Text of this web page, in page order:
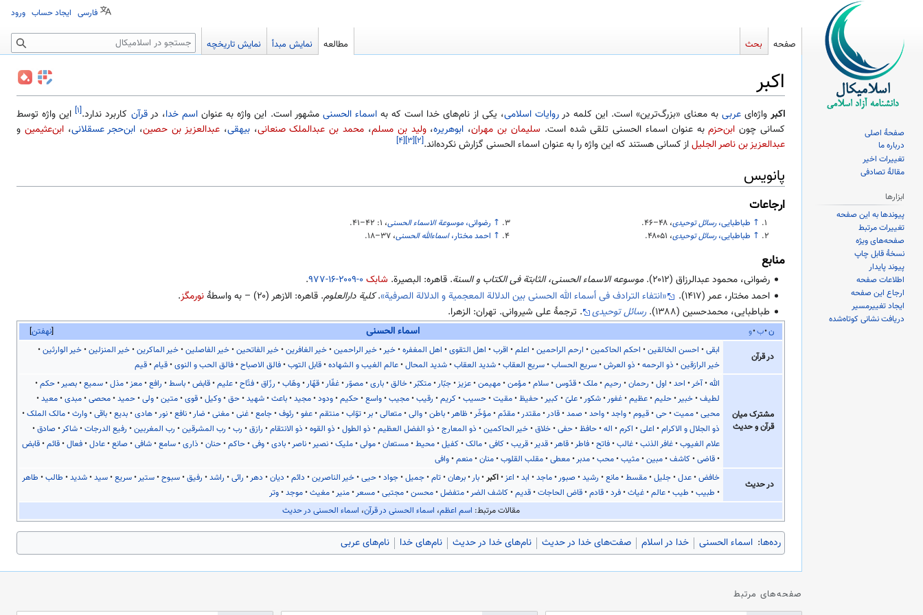
اکبر
پرش
به
ناوبری
پرش
به
جستجو
اکبرواژه‌ایعربی به معنای «بزرگ‌ترین» است. این کلمه درروایات اسلامی، یکی از نام‌های خدا است که بهاسماء الحسنی مشهور است. این واژه به عنواناسم خدا، درقرآن کاربرد ندارد.[۱] این واژه توسط
کسانی چون ابن‌حزمبه عنوان اسماء الحسنی تلقی شده است. سلیمان بن مهران، ابوهریره،ولید بن مسلم، محمد بن عبدالملک صنعانی،بیهقی،عبدالعزیز بن حصین، ابن‌حجر عسقلانی،ابن‌عثیمین و
عبدالعزیز بن ناصر الجلیلاز کسانی هستند که این واژه را به عنوان اسماء الحسنی گزارش نکرده‌اند.[۲] [۳] [۴]
پانویس
ارجاعات
↑ طباطبایی،رسائل توحیدی،۴۶–۴۸.
↑ طباطبایی،رسائل توحیدی، ۴۸۰۵۱.
↑ رضوانی، موسوعة الاسماء الحسنی، ۱:‎ ۴۱–۴۲.
↑ احمد مختار،اسماءالله الحسنی، ۱۸–۳۷.
منابع
رضوانی، محمود عبدالرزاق (۲۰۱۲).موسوعه الاسماء الحسنی، الثابتة فی الکتاب و السنة. قاهره: البصیرة. شابک۹۷۷-۱۶-۲۰۰۹-۰.
احمد مختار، عمر (۱۴۱۷). «انتفاء الترادف فی أسماء الله الحسنی بین الدلالة المعجمیة و الدلالة الصرفیة».کلیة دارالعلوم. قاهره: الازهر (۲۰) – به واسطهٔ نورمگز.
طباطبایی، محمدحسین (۱۳۸۸).رسائل توحیدی . ترجمهٔ علی شیروانی. تهران: الزهرا.
نهفتن ن ب و اسماء الحسنی
در قرآن
ابقی احسن الخالقین احکم الحاکمین ارحم الراحمین اعلم اقرب اهل التقوی اهل المغفره خیر خیر الراحمین خیر الغافرین خیر الفاتحین خیر الفاصلین خیر الماکرین خیر المنزلین خیر الوارثین
خیر الرازقین ذو الرحمه ذو العرش سریع الحساب سریع العقاب شدید العقاب شدید المحال عالم الغیب و الشهاده قابل التوب فالق الاصباح فالق الحب و النوی قیام قیم
مشترک میان
قرآن و حدیث
الله آخر احد اول رحمان رحیم ملک قدّوس سلام مؤمن مهیمن عزیز جبّار متکبّر خالق باری مصوّر غفّار قهّار وهّاب رزّاق فتّاح علیم قابض باسط رافع معز مذل سمیع بصیر حکم
لطیف خبیر حلیم عظیم غفور شکور علیّ کبیر حفیظ مقیت حسیب کریم رقیب مجیب واسع حکیم ودود مجید باعث شهید حق وکیل قوی متین ولی حمید محصی مبدی معید
محیی ممیت حی قیوم واجد واحد صمد قادر مقتدر مقدّم مؤخّر ظاهر باطن والی متعالی بر توّاب منتقم عفو رئوف جامع غنی مغنی ضار نافع نور هادی بدیع باقی وارث مالک الملک
ذو الجلال و الاکرام اعلی اکرم اله حافظ حفی خلاق خیر الحاکمین ذو المعارج ذو الفضل العظیم ذو الطول ذو القوه ذو الانتقام رازق رب رب المشرقین رب المغربین رفیع الدرجات شاکر صادق
علام الغیوب غافر الذنب غالب فاتح فاطر قاهر قدیر قریب کافی مالک کفیل محیط مستعان مولی ملیک نصیر ناصر بادی وفی حاکم حنان ذاری سامع شافی صانع عادل فعال قائم قابض
قاضی کاشف مبین مثیب محب مدبر معطی مقلب القلوب منان منعم وافی
در حدیث
خافض عدل جلیل مقسط مانع رشید صبور ماجد ابد اعز اکبر بار برهان تام جمیل جواد حیی خیر الناصرین دائم دیان دهر رائی راشد رفیق سبوح ستیر سریع سید شدید طالب طاهر
طبیب طیب عالم غیاث فرد قادم قاض الحاجات قدیم کاشف الضر متفضل محسن مجتبی مسعر منیر مغیث موجد وتر
مقالات مرتبط: اسم اعظم، اسماء الحسنی در قرآن، اسماء الحسنی در حدیث
رده‌ها: اسماء الحسنی خدا در اسلام صفت‌های خدا در حدیث نام‌های خدا در حدیث نام‌های خدا نام‌های عربی
صفحه‌های مرتبط
فارسی ایجاد حساب ورود
صفحه بحث مطالعه نمایش مبدأ نمایش تاریخچه جستجو
صفحهٔ اصلی
درباره ما
تغییرات اخیر
مقالهٔ تصادفی
ابزارها
پیوندها به این صفحه
تغییرات مرتبط
صفحه‌های ویژه
نسخهٔ قابل چاپ
پیوند پایدار
اطلاعات صفحه
ارجاع این صفحه
ایجاد تغییرمسیر
دریافت نشانی کوتاه‌شده